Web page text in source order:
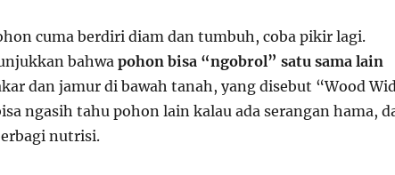
cuma berdiri diam dan tumbuh, coba pikir lagi.
bahwa pohon bisa “ngobrol” satu sama lain
dan jamur di bawah tanah, yang disebut “Wood
ngasih tahu pohon lain kalau ada serangan hama,
nutrisi.